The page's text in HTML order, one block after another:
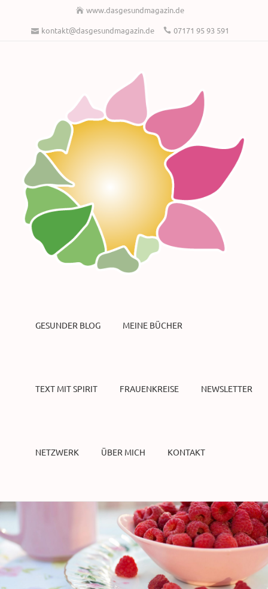
www.dasgesundmagazin.de
kontakt@dasgesundmagazin.de
07171 95 93 591
GESUNDER BLOG MEINE BÜCHER
TEXT MIT SPIRIT FRAUENKREISE NEWSLETTER
NETZWERK ÜBER MICH KONTAKT